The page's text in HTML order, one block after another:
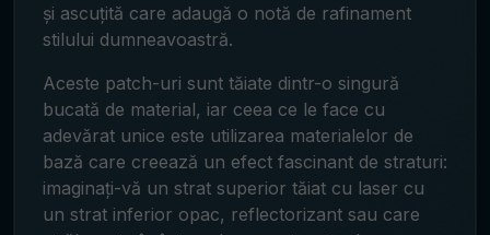
și ascuțită care adaugă o notă de rafinament
stilului dumneavoastră.
Aceste patch-uri sunt tăiate dintr-o singură
bucată de material, iar ceea ce le face cu
adevărat unice este utilizarea materialelor de
bază care creează un efect fascinant de straturi:
imaginați-vă un strat superior tăiat cu laser cu
un strat inferior opac, reflectorizant sau care